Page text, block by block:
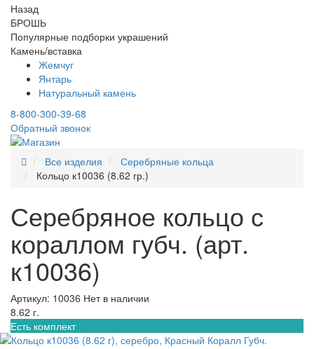
Назад
БРОШЬ
Популярные подборки украшений
Камень/вставка
Жемчуг
Янтарь
Натуральный камень
8-800-300-39-68
Обратный звонок
Все изделия
Серебряные кольца
Кольцо к10036 (8.62 гр.)
Серебряное кольцо с
кораллом губч. (арт.
к10036)
Артикул: 10036 Нет в наличии
8.62 г.
Есть комплект